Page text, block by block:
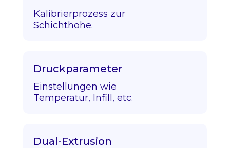
Kalibrierprozess zur
Schichthöhe.
Druckparameter
Einstellungen wie
Temperatur, Infill, etc.
Dual-Extrusion